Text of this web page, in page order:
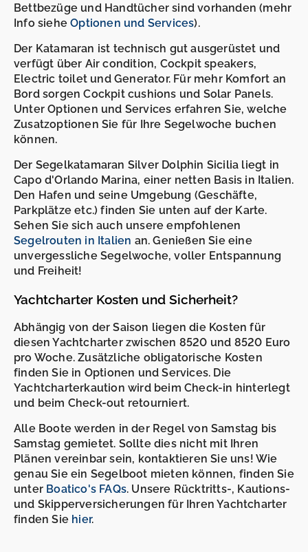
Bettbezüge und Handtücher sind vorhanden (mehr
Info sieheOptionen und Services).
Der Katamaran ist technisch gut ausgerüstet und
verfügt über Air condition, Cockpit speakers,
Electric toilet und Generator. Für mehr Komfort an
Bord sorgen Cockpit cushions und Solar Panels.
Unter Optionen und Services erfahren Sie, welche
Zusatzoptionen Sie für Ihre Segelwoche buchen
können.
Der Segelkatamaran Silver Dolphin Sicilia liegt in
Capo d'Orlando Marina, einer netten Basis in Italien.
Den Hafen und seine Umgebung (Geschäfte,
Parkplätze etc.) finden Sie unten auf der Karte.
Sehen Sie sich auch unsere empfohlenen
Segelrouten in Italien an. Genießen Sie eine
unvergessliche Segelwoche, voller Entspannung
und Freiheit!
Yachtcharter Kosten und Sicherheit?
Abhängig von der Saison liegen die Kosten für
diesen Yachtcharter zwischen 8520 und 8520 Euro
pro Woche. Zusätzliche obligatorische Kosten
finden Sie in Optionen und Services. Die
Yachtcharterkaution wird beim Check-in hinterlegt
und beim Check-out retourniert.
Alle Boote werden in der Regel von Samstag bis
Samstag gemietet. Sollte dies nicht mit Ihren
Plänen vereinbar sein, kontaktieren Sie uns! Wie
genau Sie ein Segelboot mieten können, finden Sie
unter Boatico's FAQs. Unsere Rücktritts-, Kautions-
und Skipperversicherungen für Ihren Yachtcharter
finden Sie hier.